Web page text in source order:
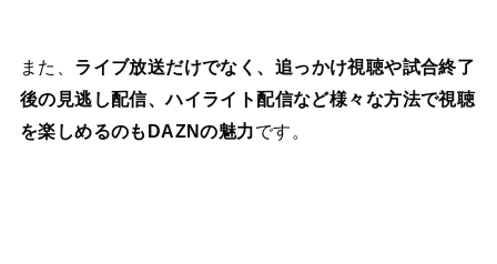
また、 ライブ放送だけでなく、追っかけ視聴や試合終了
後の見逃し配信、ハイライト配信など様々な方法で視聴
を楽しめるのもDAZNの魅力です。